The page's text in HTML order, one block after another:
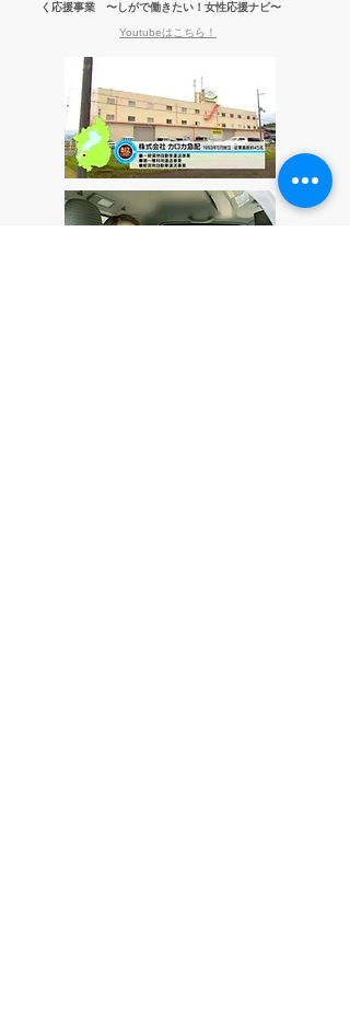
く応援事業 〜しがで働きたい！女性応援ナビ〜
Youtubeはこちら！